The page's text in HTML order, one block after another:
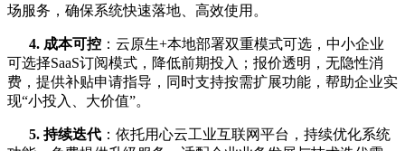
场服务，确保系统快速落地、高效使用。
4. 成本可控 ：云原生+本地部署双重模式可选，中小企业
可选择SaaS订阅模式，降低前期投入；报价透明，无隐性消
费，提供补贴申请指导，同时支持按需扩展功能，帮助企业实
现“小投入、大价值”。
5. 持续迭代 ：依托用心云工业互联网平台，持续优化系统